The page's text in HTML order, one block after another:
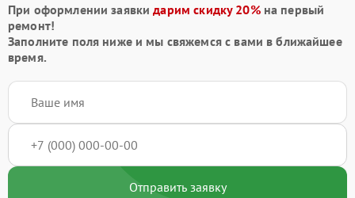
При оформлении заявкидарим скидку 20%на первый
ремонт!
Заполните поля ниже и мы свяжемся с вами в ближайшее
время.
Отправить заявку